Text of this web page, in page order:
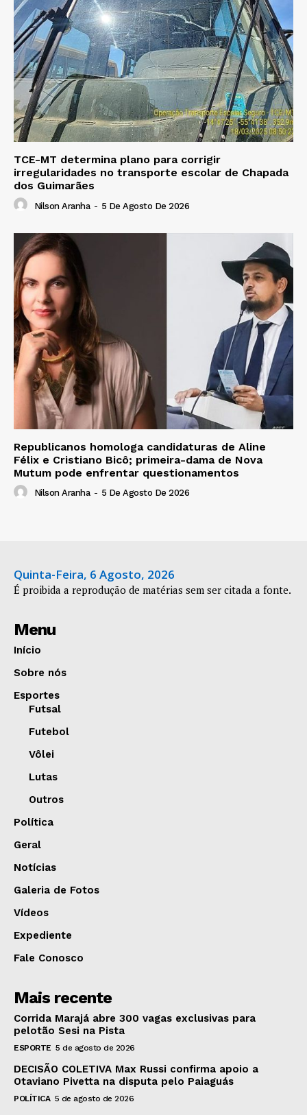
TCE-MT determina plano para corrigir
irregularidades no transporte escolar de Chapada
dos Guimarães
Nilson Aranha - 5 De Agosto De 2026
Republicanos homologa candidaturas de Aline
Félix e Cristiano Bicô; primeira-dama de Nova
Mutum pode enfrentar questionamentos
Nilson Aranha - 5 De Agosto De 2026
Quinta-Feira, 6 Agosto, 2026
É proibida a reprodução de matérias sem ser citada a fonte.
Menu
Início
Sobre nós
Esportes
Futsal
Futebol
Vôlei
Lutas
Outros
Política
Geral
Notícias
Galeria de Fotos
Vídeos
Expediente
Fale Conosco
Mais recente
Corrida Marajá abre 300 vagas exclusivas para
pelotão Sesi na Pista
ESPORTE 5 de agosto de 2026
DECISÃO COLETIVA Max Russi confirma apoio a
Otaviano Pivetta na disputa pelo Paiaguás
POLÍTICA 5 de agosto de 2026